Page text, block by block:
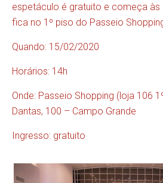
espetáculo é gratuito e começa às
fica no 1º piso do Passeio
Quando: 15/02/2020
Horários: 14h
Onde: Passeio Shopping (loja 106
Dantas, 100 – Campo Grande
Ingresso: gratuito